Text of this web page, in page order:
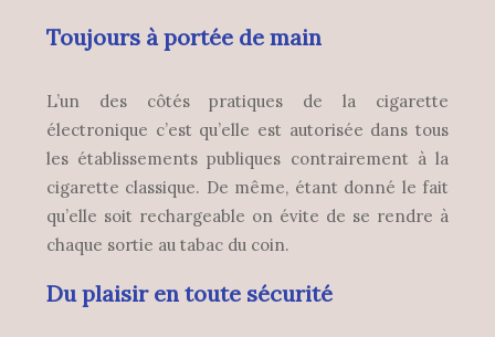
Toujours à portée de main
L’un des côtés pratiques de la cigarette
électronique c’est qu’elle est autorisée dans tous
les établissements publiques contrairement à la
cigarette classique. De même, étant donné le fait
qu’elle soit rechargeable on évite de se rendre à
chaque sortie au tabac du coin.
Du plaisir en toute sécurité